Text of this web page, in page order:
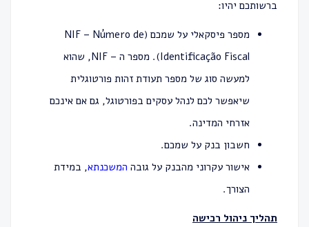
ברשותכם יהיו:
מספר פיסקאלי על שמכם (NIF – Número de
Identificação Fiscal). מספר ה – NIF, שהוא
למעשה סוג של מספר תעודת זהות פורטוגלית
שיאפשר לכם לנהל עסקים בפורטוגל, גם אם אינכם
אזרחי המדינה.
חשבון בנק על שמכם.
אישור עקרוני מהבנק על גובה המשכנתא, במידת
הצורך.
תהליך ניהול רכישה